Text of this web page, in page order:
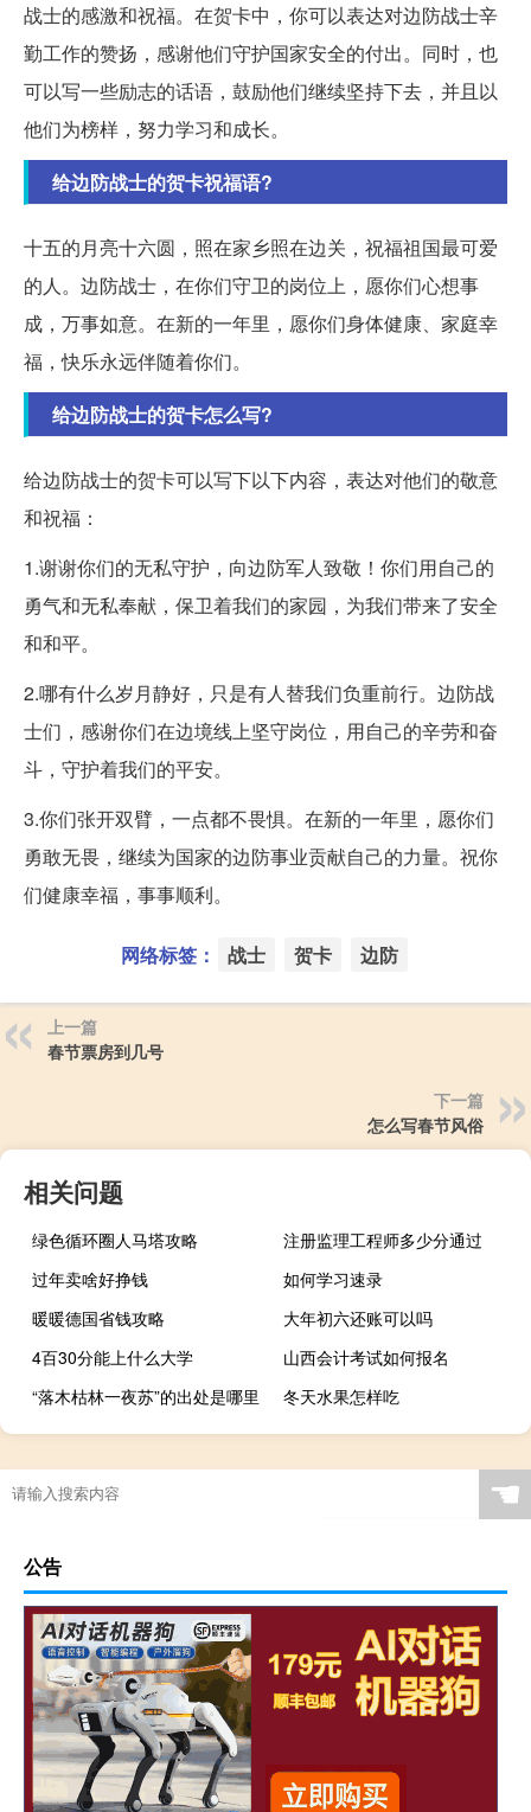
战士的感激和祝福。在贺卡中，你可以表达对边防战士辛
勤工作的赞扬，感谢他们守护国家安全的付出。同时，也
可以写一些励志的话语，鼓励他们继续坚持下去，并且以
他们为榜样，努力学习和成长。
给边防战士的贺卡祝福语?
十五的月亮十六圆，照在家乡照在边关，祝福祖国最可爱
的人。边防战士，在你们守卫的岗位上，愿你们心想事
成，万事如意。在新的一年里，愿你们身体健康、家庭幸
福，快乐永远伴随着你们。
给边防战士的贺卡怎么写?
给边防战士的贺卡可以写下以下内容，表达对他们的敬意
和祝福：
1.谢谢你们的无私守护，向边防军人致敬！你们用自己的
勇气和无私奉献，保卫着我们的家园，为我们带来了安全
和和平。
2.哪有什么岁月静好，只是有人替我们负重前行。边防战
士们，感谢你们在边境线上坚守岗位，用自己的辛劳和奋
斗，守护着我们的平安。
3.你们张开双臂，一点都不畏惧。在新的一年里，愿你们
勇敢无畏，继续为国家的边防事业贡献自己的力量。祝你
们健康幸福，事事顺利。
网络标签： 战士 贺卡 边防
上一篇
春节票房到几号
下一篇
怎么写春节风俗
相关问题
绿色循环圈人马塔攻略
注册监理工程师多少分通过
过年卖啥好挣钱
如何学习速录
暖暖德国省钱攻略
大年初六还账可以吗
4百30分能上什么大学
山西会计考试如何报名
“落木枯林一夜苏”的出处是哪里
冬天水果怎样吃
☚
公告